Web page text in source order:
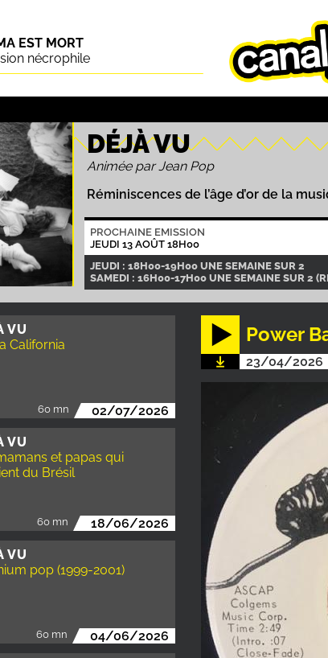
EST MORT
nécrophile
DÉJÀ VU
Animée par Jean Pop
Réminiscences de l’âge d’or de la
PROCHAINE EMISSION
JEUDI 13 AOÛT 18H00
JEUDI : 18H00-19H00 UNE SEMAINE SUR 2
SAMEDI : 16H00-17H00 UNE SEMAINE SUR 2
VU
California
60 mn 02/07/2026
VU
et papas qui
du Brésil
60 mn 18/06/2026
VU
pop (1999-2001)
60 mn 04/06/2026
Power
23/04/2026